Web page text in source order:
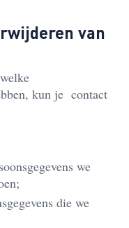
van
kun je contact
we
die we